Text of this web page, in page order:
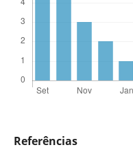
Referências